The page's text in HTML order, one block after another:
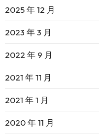
2025 年 12 月
2023 年 3 月
2022 年 9 月
2021 年 11 月
2021 年 1 月
2020 年 11 月